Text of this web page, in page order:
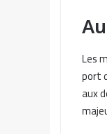
Les
port
aux